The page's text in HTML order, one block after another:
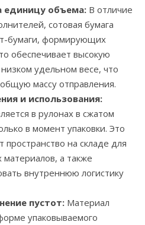
единицу объема: В отличие
сотовая бумага
бумаги, формирующих
обеспечивает высокую
удельном весе, что
массу отправления.
и использования:
в рулонах в сжатом
в момент упаковки. Это
на складе для
а также
внутреннюю логистику
пустот: Материал
упаковываемого